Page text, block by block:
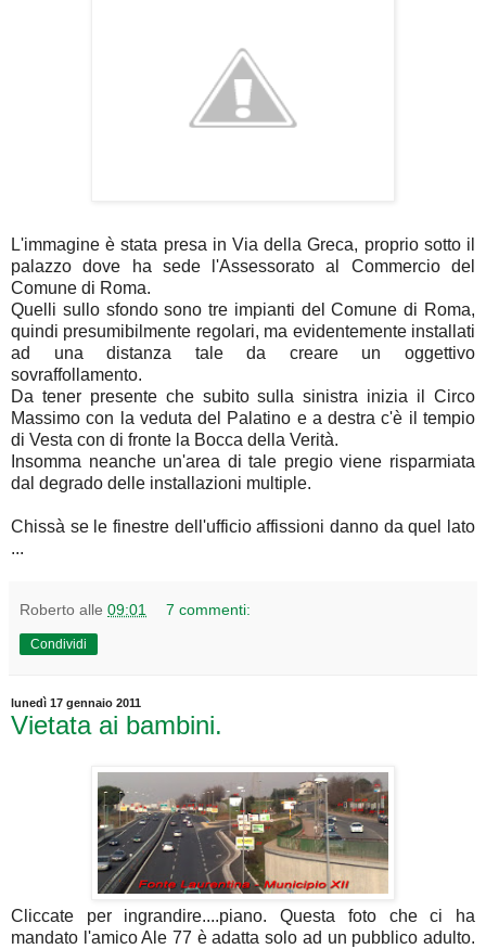
L'immagine è stata presa in Via della Greca, proprio sotto il
palazzo dove ha sede l'Assessorato al Commercio del
Comune di Roma.
Quelli sullo sfondo sono tre impianti del Comune di Roma,
quindi presumibilmente regolari, ma evidentemente installati
ad una distanza tale da creare un oggettivo
sovraffollamento.
Da tener presente che subito sulla sinistra inizia il Circo
Massimo con la veduta del Palatino e a destra c'è il tempio
di Vesta con di fronte la Bocca della Verità.
Insomma neanche un'area di tale pregio viene risparmiata
dal degrado delle installazioni multiple.
Chissà se le finestre dell'ufficio affissioni danno da quel lato
...
Roberto alle 09:01 7 commenti:
Condividi
lunedì 17 gennaio 2011
Vietata ai bambini.
Cliccate per ingrandire....piano. Questa foto che ci ha
mandato l'amico Ale 77 è adatta solo ad un pubblico adulto.